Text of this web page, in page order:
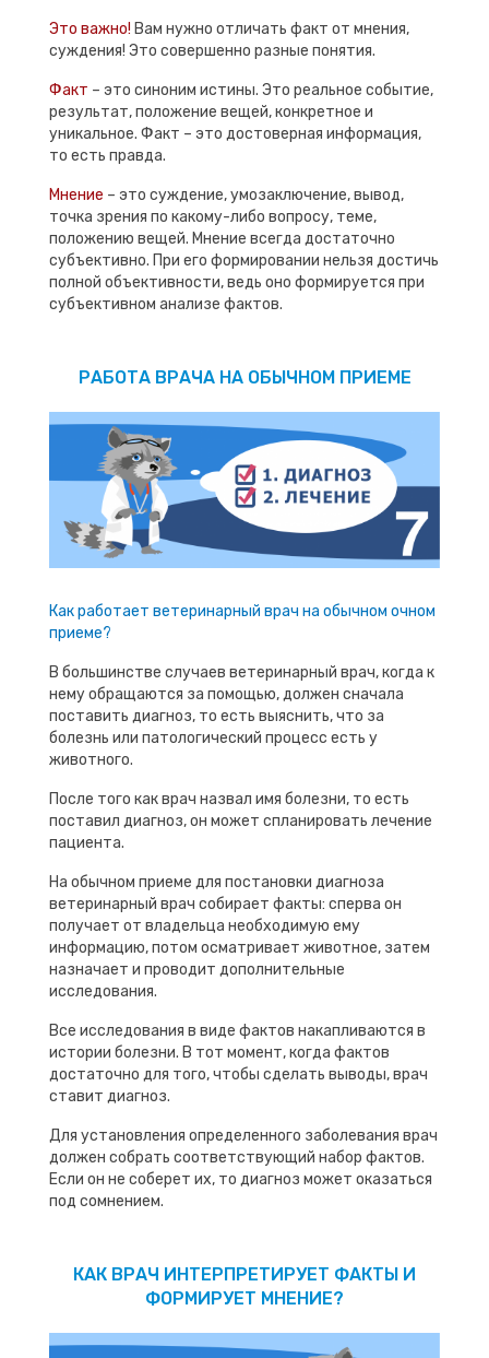
Это важно! Вам нужно отличать факт от мнения,
суждения! Это совершенно разные понятия.
Факт – это синоним истины. Это реальное событие,
результат, положение вещей, конкретное и
уникальное. Факт – это достоверная информация,
то есть правда.
Мнение – это суждение, умозаключение, вывод,
точка зрения по какому-либо вопросу, теме,
положению вещей. Мнение всегда достаточно
субъективно. При его формировании нельзя достичь
полной объективности, ведь оно формируется при
субъективном анализе фактов.
РАБОТА ВРАЧА НА ОБЫЧНОМ ПРИЕМЕ
Как работает ветеринарный врач на обычном очном
приеме?
В большинстве случаев ветеринарный врач, когда к
нему обращаются за помощью, должен сначала
поставить диагноз, то есть выяснить, что за
болезнь или патологический процесс есть у
животного.
После того как врач назвал имя болезни, то есть
поставил диагноз, он может спланировать лечение
пациента.
На обычном приеме для постановки диагноза
ветеринарный врач собирает факты: сперва он
получает от владельца необходимую ему
информацию, потом осматривает животное, затем
назначает и проводит дополнительные
исследования.
Все исследования в виде фактов накапливаются в
истории болезни. В тот момент, когда фактов
достаточно для того, чтобы сделать выводы, врач
ставит диагноз.
Для установления определенного заболевания врач
должен собрать соответствующий набор фактов.
Если он не соберет их, то диагноз может оказаться
под сомнением.
КАК ВРАЧ ИНТЕРПРЕТИРУЕТ ФАКТЫ И
ФОРМИРУЕТ МНЕНИЕ?